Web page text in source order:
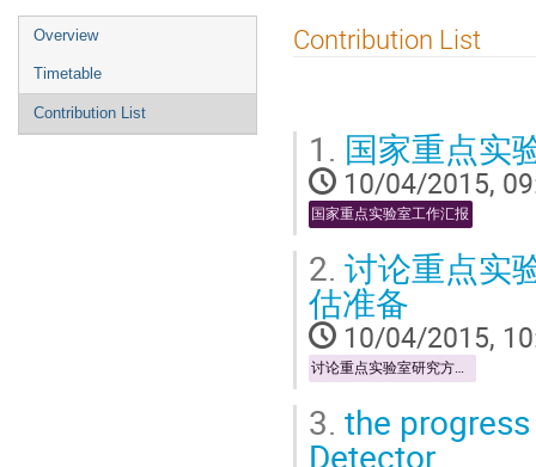
Event
menu
Overview
Timetable
Contribution List
Contribution List
1. 国家重点实
10/04/2015,
国家重点实验室工作汇报
2. 讨论重点实
估准备
10/04/2015,
讨论重点实验室研究方向、学术规划、发展战略及评估准备
3. the
Detector